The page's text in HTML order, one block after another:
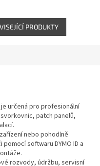
PRODUKTY
je určená pro profesionální
patch panelů,
nebo pohodlně
softwaru DYMO ID a
rozvody, údržbu, servisní